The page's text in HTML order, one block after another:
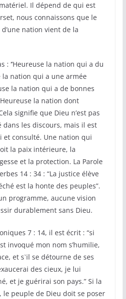
Il dépend de qui est
nous connaissons que le
nation vient de la
: ‘’Heureuse la nation qui a du
la nation qui a une armée
la nation qui a de bonnes
la nation dont
signifie que Dieu n’est pas
les discours, mais il est
et consulté. Une nation qui
la paix intérieure, la
et la protection. La Parole
14 : 34 : “La justice élève
est la honte des peuples”.
programme, aucune vision
durablement sans Dieu.
7 : 14, il est écrit : “si
invoqué mon nom s’humilie,
et s`il se détourne de ses
des cieux, je lui
et je guérirai son pays.” Si la
le peuple de Dieu doit se poser